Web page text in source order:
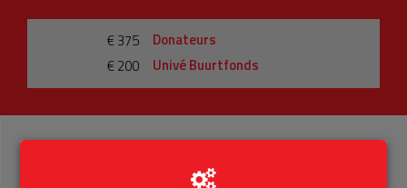
€ 375
Donateurs
€ 200
Univé Buurtfonds
22
donaties